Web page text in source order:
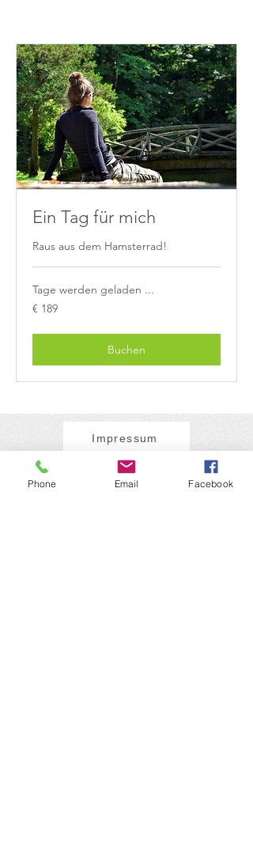
Ein Tag für mich
Raus aus dem Hamsterrad!
Tage werden geladen ...
189
Euro
€ 189
Buchen
Impressum
Datenschutz
Phone Email Facebook